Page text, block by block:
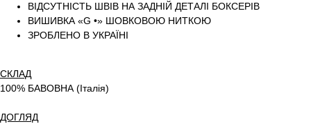
ВІДСУТНІСТЬ ШВІВ НА ЗАДНІЙ ДЕТАЛІ БОКСЕРІВ
ВИШИВКА «G •» ШОВКОВОЮ НИТКОЮ
ЗРОБЛЕНО В УКРАЇНІ
СКЛАД
100% БАВОВНА (Італія)
ДОГЛЯД